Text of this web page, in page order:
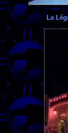
La